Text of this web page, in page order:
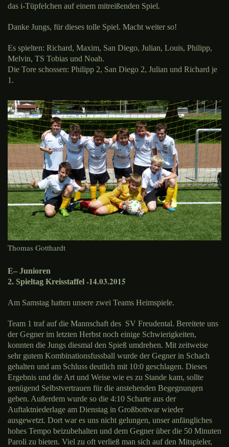
das i-Tüpfelchen auf einem mitreißenden Spiel.
Danke Jungs, für dieses tolle Spiel. Macht weiter so!
Es spielten: Richard, Maxim, San Diego, Julian, Louis, Philipp,
Melvin, TS Tobias und Noah.
Die Tore schossen: Philipp 2, San Diego 2, Julian und Richard je
1.
Thomas Gotthardt
E– Junioren
2. Spieltag Kreisstaffel -14.03.2015
Am Samstag hatten unsere zwei Teams Heimspiele.
Team 1 traf auf die Mannschaft des SV Freudental. Bereitete uns
der Gegner im letzten Herbst noch einige Schwierigkeiten,
konnten die Jungs diesmal den Spieß umdrehen. Mit zeitweise
sehr gutem Kombinationsfussball wurde der Gegner in Schach
gehalten und am Schluss deutlich mit 10:0 geschlagen. Dieses
Ergebnis und die Art und Weise wie es zu Stande kam, sollte
genügend Selbstvertrauen für die anstehenden Begegnungen
geben. Außerdem wurde so die 4:10 Scharte aus der
Auftaktniederlage am Dienstag in Großbottwar wieder
ausgewetzt. Dort war es uns nicht gelungen, unser anfängliches
hohes Tempo beizubehalten und dem Gegner über die 50 Minuten
Paroli zu bieten. Viel zu oft verließ man sich auf den Mitspieler,